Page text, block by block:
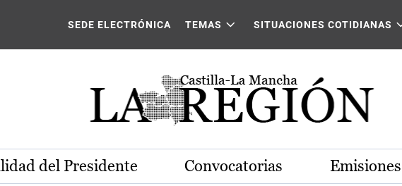
SEDE ELECTRÓNICA TEMAS SITUACIONES COTIDIANAS
del Presidente Convocatorias